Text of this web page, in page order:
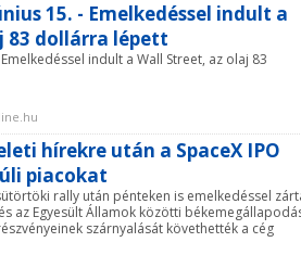
15. - Emelkedéssel indult a
83 dollárra lépett
indult a Wall Street, az olaj 83
hírekre után a SpaceX IPO
piacokat
rally után pénteken is emelkedéssel
az Egyesült Államok közötti
szárnyalását követhették a cég